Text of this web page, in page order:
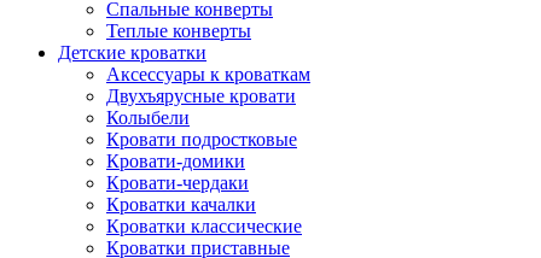
Спальные конверты
Теплые конверты
Детские кроватки
Аксессуары к кроваткам
Двухъярусные кровати
Колыбели
Кровати подростковые
Кровати-домики
Кровати-чердаки
Кроватки качалки
Кроватки классические
Кроватки приставные